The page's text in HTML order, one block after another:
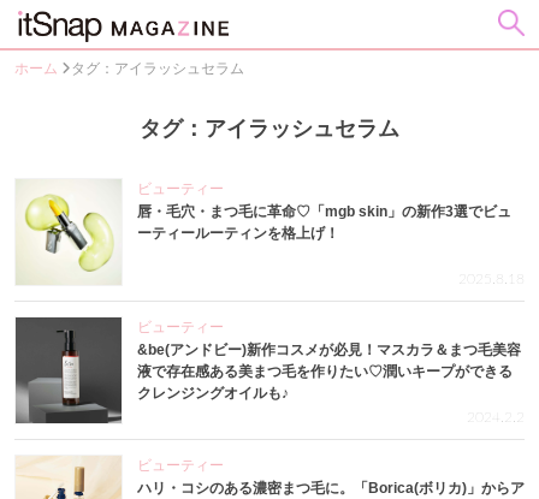
ホーム タグ：アイラッシュセラム
タグ：アイラッシュセラム
ビューティー
唇・毛穴・まつ毛に革命♡「mgb skin」の新作3選でビュ
ーティールーティンを格上げ！
2025.8.18
ビューティー
&be(アンドビー)新作コスメが必見！マスカラ＆まつ毛美容
液で存在感ある美まつ毛を作りたい♡潤いキープができる
クレンジングオイルも♪
2024.2.2
ビューティー
ハリ・コシのある濃密まつ毛に。「Borica(ボリカ)」からア